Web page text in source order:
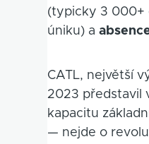
(typicky 3 000+
úniku) a
CATL, největší
2023 představil
kapacitu
— nejde o